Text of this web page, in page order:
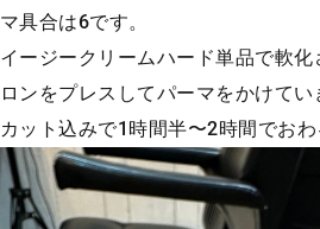
マ具合は6です。
イージークリームハード単品で軟化
ロンをプレスしてパーマをかけてい
カット込みで1時間半〜2時間でおわ